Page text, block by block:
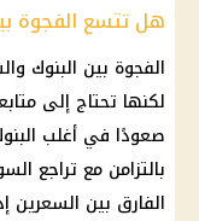
هل تتسع الفجوة
الفجوة بين البنوك
لكنها تحتاج إلى
صعودًا في أغلب
بالتزامن مع تراجع
الفارق بين السعرين